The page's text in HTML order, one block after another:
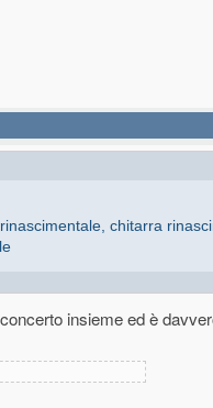
chitarra
insieme ed è